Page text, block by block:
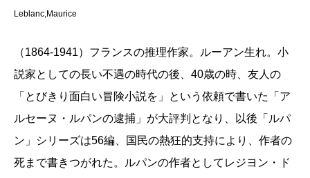
Leblanc,Maurice
（1864-1941）フランスの推理作家。ルーアン生れ。小
説家としての長い不遇の時代の後、40歳の時、友人の
「とびきり面白い冒険小説を」という依頼で書いた「ア
ルセーヌ・ルパンの逮捕」が大評判となり、以後「ルパ
ン」シリーズは56編、国民の熱狂的支持により、作者の
死まで書きつがれた。ルパンの作者としてレジヨン・ド